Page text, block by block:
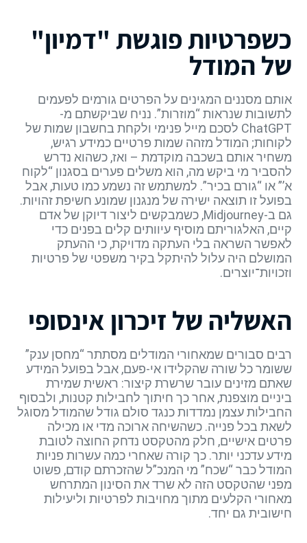
כשפרטיות פוגשת "דמיון"
של המודל
אותם מסננים המגינים על הפרטים גורמים לפעמים
לתשובות שנראות “מוזרות”. נניח שביקשתם מ-
ChatGPT לסכם מייל פנימי ולקחת בחשבון שמות של
לקוחות; המודל מזהה שמות פרטיים כמידע רגיש,
משחיר אותם בשכבה מוקדמת – ואז, כשהוא נדרש
להסביר מי ביקש מה, הוא משלים פערים בסגנון “לקוח
א’” או “גורם בכיר”. למשתמש זה נשמע כמו טעות, אבל
בפועל זו תוצאה ישירה של מנגנון שמונע חשיפת זהויות.
גם ב-Midjourney, כשמבקשים ליצור דיוקן של אדם
קיים, האלגוריתם מוסיף עיוותים קלים בפנים כדי
לאפשר השראה בלי העתקה מדויקת, כי ההעתק
המושלם היה עלול להיתקל בקיר משפטי של פרטיות
וזכויות־יוצרים.
האשליה של זיכרון אינסופי
רבים סבורים שמאחורי המודלים מסתתר “מחסן ענק”
ששומר כל שורה שהקלידו אי-פעם, אבל בפועל המידע
שאתם מזינים עובר שרשרת קיצור: ראשית שמירת
ביניים מוצפנת, אחר כך חיתוך לחבילות קטנות, ולבסוף
החבילות עצמן נמדדות כנגד סולם גודל שהמודל מסוגל
לשאת בכל פנייה. כשהשיחה ארוכה מדי או מכילה
פרטים אישיים, חלק מהטקסט נדחק החוצה לטובת
מידע עדכני יותר. כך קורה שאחרי כמה עשרות פניות
המודל כבר “שכח” מי המנכ”ל שהזכרתם קודם, פשוט
מפני שהטקסט הזה לא שרד את הסינון המתרחש
מאחורי הקלעים מתוך מחויבות לפרטיות וליעילות
חישובית גם יחד.